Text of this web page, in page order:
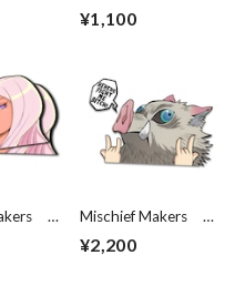
HEART STICKER
¥1,100
ヒ
Mischief Makers
¥2,200